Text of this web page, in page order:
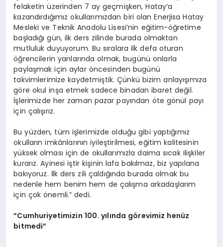
felaketin üzerinden 7 ay geçmişken, Hatay’a
kazandırdığımız okullarımızdan biri olan Enerjisa Hatay
Mesleki ve Teknik Anadolu Lisesi’nin eğitim-öğretime
başladığı gün, ilk ders zilinde burada olmaktan
mutluluk duyuyorum. Bu sıralara ilk defa oturan
öğrencilerin yanlarında olmak, bugünü onlarla
paylaşmak için aylar öncesinden bugünü
takvimlerimize kaydetmiştik. Çünkü bizim anlayışımıza
göre okul inşa etmek sadece binadan ibaret değil.
İşlerimizde her zaman pazar payından öte gönül payı
için çalışırız.
Bu yüzden, tüm işlerimizde olduğu gibi yaptığımız
okulların imkânlarının iyileştirilmesi, eğitim kalitesinin
yüksek olması için de okullarımızla daima sıcak ilişkiler
kurarız. Ayinesi iştir kişinin lafa bakılmaz, biz yapılana
bakıyoruz. İlk ders zili çaldığında burada olmak bu
nedenle hem benim hem de çalışma arkadaşlarım
için çok önemli.” dedi.
”Cumhuriyetimizin 100. yılında görevimiz henüz
bitmedi”